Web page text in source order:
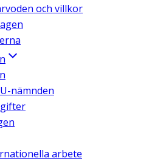
och villkor
nämnden
arbete